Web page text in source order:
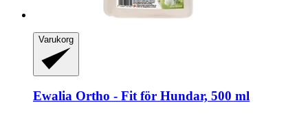
Varukorg
Ewalia Ortho -​ Fit för Hundar, 500 ml